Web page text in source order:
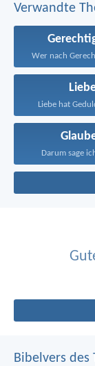
Verwandte
Liebe hat
Darum sage
Bibelvers des